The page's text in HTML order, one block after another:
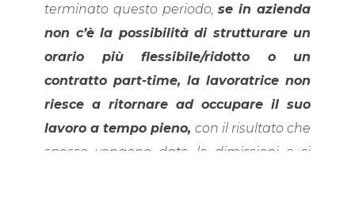
terminato questo periodo,se in azienda
non c’è la possibilità di strutturare un
orario più flessibile/ridotto o un
contratto part-time, la lavoratrice non
riesce a ritornare ad occupare il suo
lavoro a tempo pieno, con il risultato che
spesso vengono date le dimissioni e si